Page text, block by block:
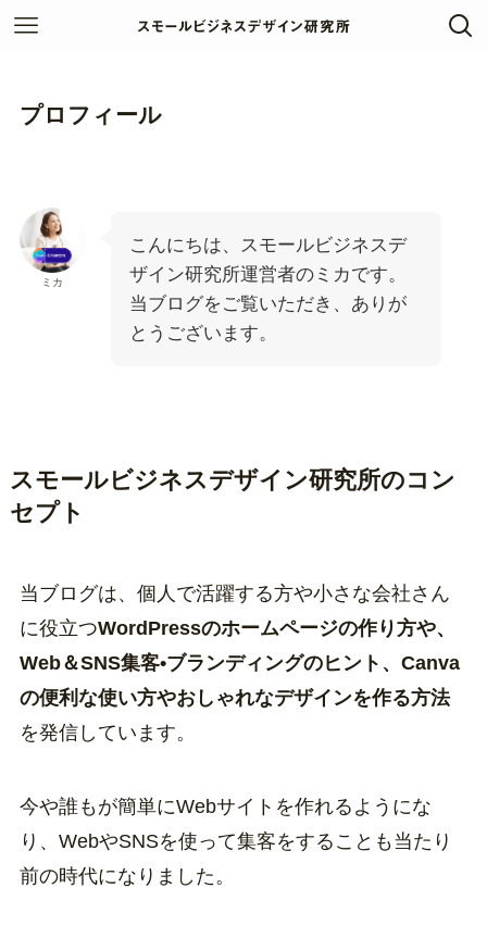
プロフィール
ミカ
こんにちは、スモールビジネスデ
ザイン研究所運営者のミカです。
当ブログをご覧いただき、ありが
とうございます。
スモールビジネスデザイン研究所のコン
セプト
当ブログは、個人で活躍する方や小さな会社さん
に役立つWordPressのホームページの作り方や、
Web＆SNS集客•ブランディングのヒント、Canva
の便利な使い方やおしゃれなデザインを作る方法
を発信しています。
今や誰もが簡単にWebサイトを作れるようにな
り、WebやSNSを使って集客をすることも当たり
前の時代になりました。